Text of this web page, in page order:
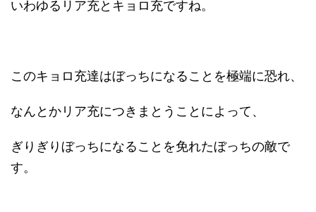
いわゆるリア充とキョロ充ですね。
このキョロ充達はぼっちになることを極端に恐れ、
なんとかリア充につきまとうことによって、
ぎりぎりぼっちになることを免れたぼっちの敵で
す。